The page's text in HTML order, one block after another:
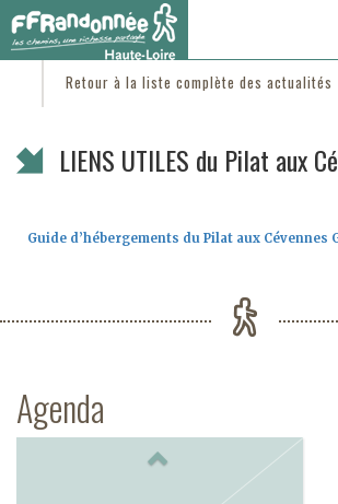
Vous êtes ici :Accueil/C'est d'actu
Retour à la liste complète des actualités
LIENS UTILES du Pilat aux
Guide d’hébergements du Pilat aux Cévennes
Agenda